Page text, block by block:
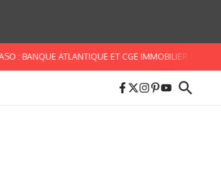
: BANQUE ATLANTIQUE ET CGE IMMOBILIER